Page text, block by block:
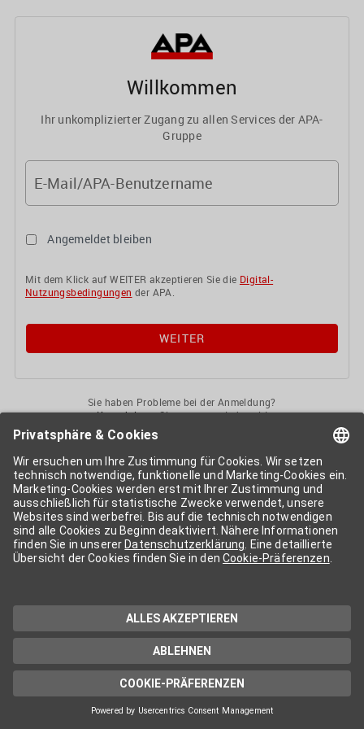
Willkommen
Ihr unkomplizierter Zugang zu allen Services der APA-
Gruppe
E-Mail/APA-Benutzername
Angemeldet bleiben
Mit dem Klick auf WEITER akzeptieren Sie die Digital-
Nutzungsbedingungen der APA.
Sie haben Probleme bei der Anmeldung?
KontaktierenSie uns gerne jederzeit!
APA-User
Services der APA-Gruppe. Für die Nutzung der einzelnen Anwendungen
kann eine weitere Freischaltung nötig sein. Kosten fallen nur nach einer
Bestellung und genauer Kosteninformation an.
Wenn nicht anders erwähnt, gelten dieAllgemeinen
Geschäftsbedingungender APA - Austria Presse Agentur.
Die von Ihnen angegebenen Daten werden ausschließlich für die
Zwecke der Demo-Nutzung bzw. des Vertragsverhältnisses genutzt.
Eine darüber hinaus gehende oder andersartige Verwendung ist nur mit
technischen Support stehen wir Ihnen jederzeit gerne zur Verfügung.
Datenschutzerklärung
Cookie-Präferenzen